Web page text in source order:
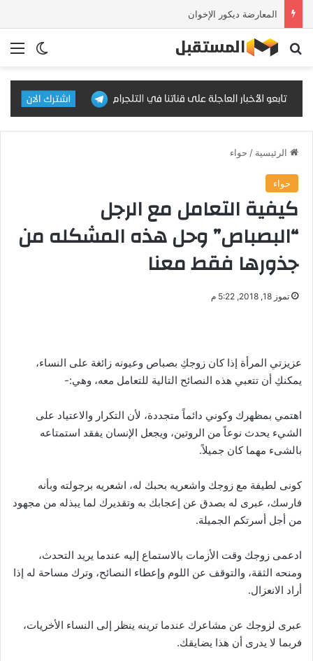
المعارضة ديكور الإخوان
الوضع بحث عن
الرئيسية / حواء
حواء
كيفية التعامل مع الرجل
“البصباص” وحل هذه المشكله من
جذورها فقط معنا
تموز 18, 2018, 5:22 م
عزيزتي المرأة إذا كان زوجكِ بصباص وعيونه زائغة على النساء،
يمكنكِ أن تتعبي هذه النصائح التالية للتعامل معه، وهي:-
اهتمي بمظهرك وكوني دائماً متجددة، لأن التكرار والاعتياد على
الشيء يحدث نوعاً من الروتين، ويجعل الإنسان يفقد استمتاعه
بالشىء مهما كان جميلاً.
كونى لطيفة مع زوجك واشعريه بحبك له، اشعريه برجولته وبأنه
فارسك، عبرى له بصدق عن إعجابك به وتقديرك لما يبذله من مجهود
من أجل أسرتكم الجميلة.
ادعمى زوجك وقت الأزمات بالاستماع إليه عندما يريد التحدث،
ومنحه الثقة، والتوقف عن اللوم وإعطاء النصائح، وترك مساحة له إذا
أراد الانعزال.
عبرى لزوجك عن مشاعرك عندما ترينه ينظر إلى النساء الأخريات،
فربما لا يدرى أن هذا يضايقك.